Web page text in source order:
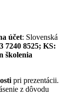
účet: Slovenská
7240 8525; KS:
školenia
pri prezentácii.
z dôvodu